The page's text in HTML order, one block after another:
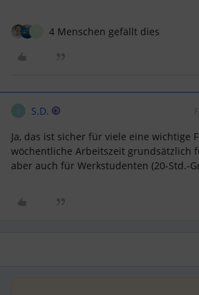
4 Menschen gefällt dies
S.D.
Ja, das ist sicher für viele eine wichtige
wöchentliche Arbeitszeit grundsätzlich
aber auch für Werkstudenten (20-Std.-